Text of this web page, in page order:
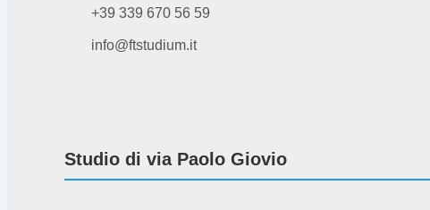
+39 339 670 56 59
info@ftstudium.it
Studio di via Paolo Giovio